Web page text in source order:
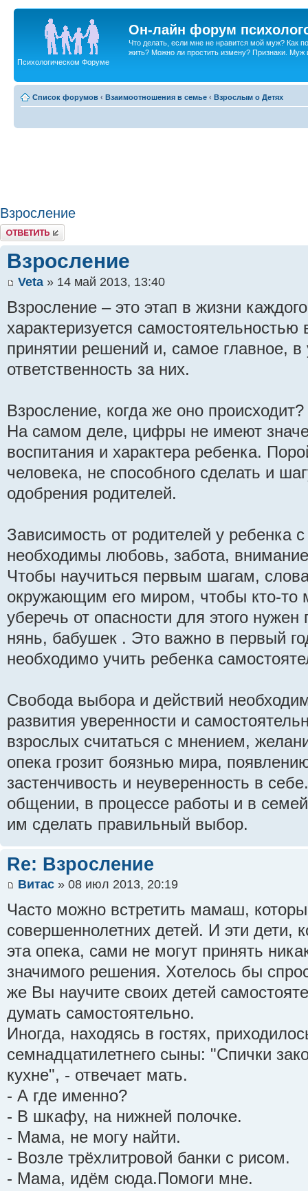
Он-лайн форум
Что делать, если мне не нравится мой муж? Как
жить? Можно ли простить измену? Признаки. Муж
Психологическом Форуме
Список форумов ‹ Взаимоотношения в семье ‹ Взрослым о Детях
Взросление
Ответить
Взросление
Veta » 14 май 2013, 13:40
Взросление – это этап в жизни
характеризуется
принятии решений и, самое главное, в
ответственность за них.
Взросление, когда же оно
На самом деле, цифры не имеют
воспитания и характера ребенка.
человека, не способного сделать и
одобрения родителей.
Зависимость от родителей у ребенка
необходимы любовь, забота,
Чтобы научиться первым шагам,
окружающим его миром, чтобы кто-то
уберечь от опасности для этого
нянь, бабушек . Это важно в первый
необходимо учить ребенка
Свобода выбора и действий
развития уверенности и
взрослых считаться с мнением,
опека грозит боязнью мира,
застенчивость и неуверенность в
общении, в процессе работы и в
им сделать правильный выбор.
Re: Взросление
Витас » 08 июл 2013, 20:19
Часто можно встретить мамаш,
совершеннолетних детей. И эти дети,
эта опека, сами не могут принять
значимого решения. Хотелось бы
же Вы научите своих детей
думать самостоятельно.
Иногда, находясь в гостях,
семнадцатилетнего сыны: "Спички
кухне", - отвечает мать.
- А где именно?
- В шкафу, на нижней полочке.
- Мама, не могу найти.
- Возле трёхлитровой банки с рисом.
- Мама, идём сюда.Помоги мне.